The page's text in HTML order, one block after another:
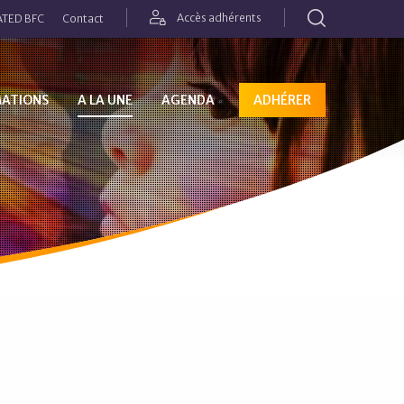
BFC Contact Accès adhérents
A LA UNE AGENDA ADHÉRER